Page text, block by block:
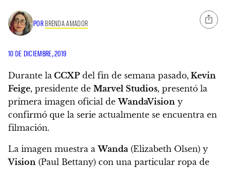
POR BRENDA AMADOR
10 DE DICIEMBRE, 2019
Durante la CCXPdel fin de semana pasado, Kevin
Feige, presidente de Marvel Studios, presentó la
primera imagen oficial deWandaVision y
confirmó que la serie actualmente se encuentra en
filmación.
La imagen muestra aWanda (Elizabeth Olsen) y
Vision (Paul Bettany) con una particular ropa de